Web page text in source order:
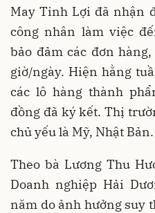
May Tinh Lợi đã nhận
công nhân làm việc
bảo đảm các đơn
giờ/ngày. Hiện hằng
các lô hàng thành
đồng đã ký kết. Thị
chủ yếu là Mỹ, Nhật Bản.
Theo bà Lương Thu
Doanh nghiệp Hải
năm do ảnh hưởng suy